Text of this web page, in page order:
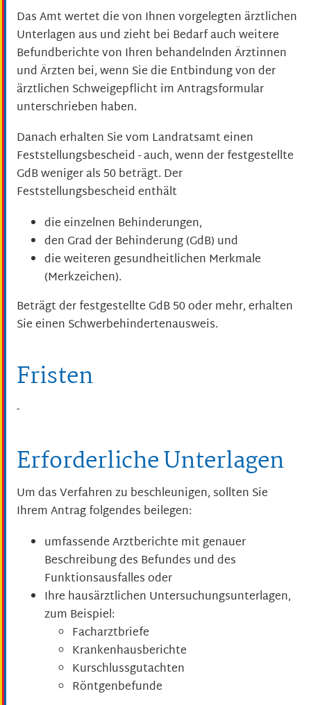
Das Amt wertet die von Ihnen vorgelegten ärztlichen
Unterlagen aus und zieht bei Bedarf auch weitere
Befundberichte von Ihren behandelnden Ärztinnen
und Ärzten bei, wenn Sie die Entbindung von der
ärztlichen Schweigepflicht im Antragsformular
unterschrieben haben.
Danach erhalten Sie vom Landratsamt einen
Feststellungsbescheid - auch, wenn der festgestellte
GdB weniger als 50 beträgt. Der
Feststellungsbescheid enthält
die einzelnen Behinderungen,
den Grad der Behinderung (GdB) und
die weiteren gesundheitlichen Merkmale
(Merkzeichen).
Beträgt der festgestellte GdB 50 oder mehr, erhalten
Sie einen Schwerbehindertenausweis.
Fristen
-
Erforderliche Unterlagen
Um das Verfahren zu beschleunigen, sollten Sie
Ihrem Antrag folgendes beilegen:
umfassende Arztberichte mit genauer
Beschreibung des Befundes und des
Funktionsausfalles oder
Ihre hausärztlichen Untersuchungsunterlagen,
zum Beispiel:
Facharztbriefe
Krankenhausberichte
Kurschlussgutachten
Röntgenbefunde